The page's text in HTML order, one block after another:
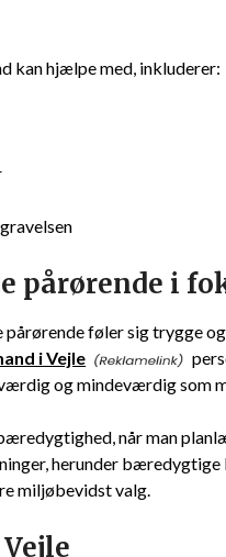
kan hjælpe med, inkluderer:
pårørende i
føler sig trygge
i Vejle
og mindeværdig som
når man
herunder bæredygtige
miljøbevidst valg.